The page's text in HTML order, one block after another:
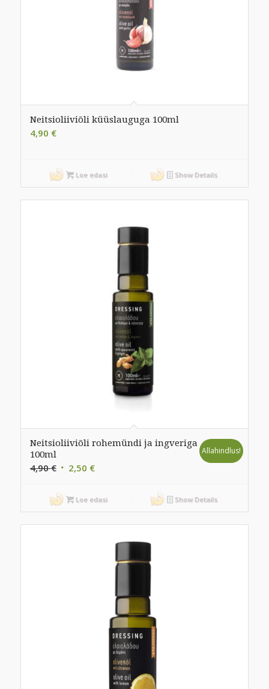
Neitsioliiviõli küüslauguga 100ml
4,90 €
Loe edasi Show Details
Neitsioliiviõli rohemündi ja ingveriga
100ml
4,90€ Algne
oli:
4,90 €.
2,50 €Praegune
on:
2,50 €.
Allahindlus!
Loe edasi Show Details